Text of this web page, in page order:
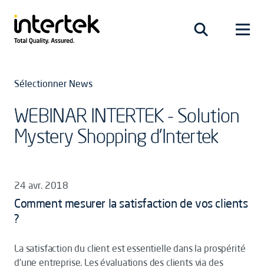
Sélectionner News
WEBINAR INTERTEK - Solution
Mystery Shopping d'Intertek
24 avr. 2018
Comment mesurer la satisfaction de vos clients
?
La satisfaction du client est essentielle dans la prospérité
d’une entreprise. Les évaluations des clients via des